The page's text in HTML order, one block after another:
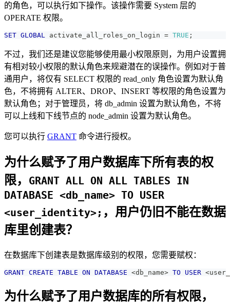
的角色，可以执行如下操作。该操作需要 System 层的
OPERATE 权限。
SET GLOBAL activate_all_roles_on_login = TRUE ;
不过，我们还是建议您能够使用最小权限原则，为用户设置拥
有相对较小权限的默认角色来规避潜在的误操作。例如对于普
通用户，将仅有 SELECT 权限的 read_only 角色设置为默认角
色，不将拥有 ALTER、DROP、INSERT 等权限的角色设置为
默认角色；对于管理员，将 db_admin 设置为默认角色，不将
可以上线和下线节点的 node_admin 设置为默认角色。
您可以执行 GRANT 命令进行授权。
为什么赋予了用户数据库下所有表的权
限，
GRANT ALL ON ALL TABLES IN
DATABASE <db_name> TO USER
<user_identity>; ，用户仍旧不能在数据
库里创建表？
在数据库下创建表是数据库级别的权限，您需要赋权：
GRANT CREATE TABLE ON DATABASE <db_name> TO USER <
为什么赋予了用户数据库的所有权限，